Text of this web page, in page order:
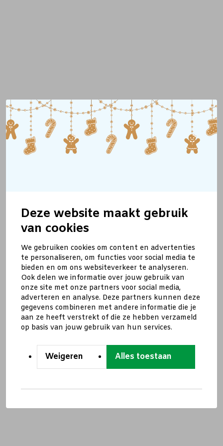
Deze website maakt gebruik
van cookies
We gebruiken cookies om content en advertenties
te personaliseren, om functies voor social media te
bieden en om ons websiteverkeer te analyseren.
Ook delen we informatie over jouw gebruik van
onze site met onze partners voor social media,
adverteren en analyse. Deze partners kunnen deze
gegevens combineren met andere informatie die je
aan ze heeft verstrekt of die ze hebben verzameld
op basis van jouw gebruik van hun services.
Weigeren Alles toestaan